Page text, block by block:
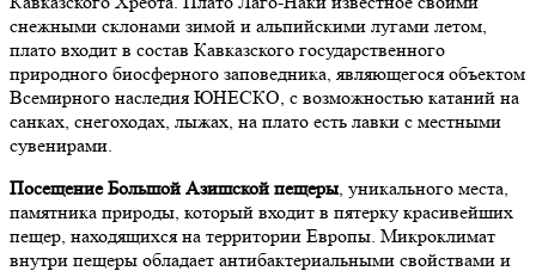
снежными склонами зимой и альпийскими лугами летом,
плато входит в состав Кавказского государственного
природного биосферного заповедника, являющегося объектом
Всемирного наследия ЮНЕСКО, с возможностью катаний на
санках, снегоходах, лыжах, на плато есть лавки с местными
сувенирами.
Посещение Большой Азишской пещеры, уникального места,
памятника природы, который входит в пятерку красивейших
пещер, находящихся на территории Европы. Микроклимат
внутри пещеры обладает антибактериальными свойствами и